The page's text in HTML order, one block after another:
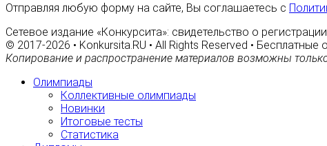
Отправляя любую форму на сайте, Вы соглашаетесь с
Сетевое издание «Конкурсита»: свидетельство о
© 2017-2026 • Konkursita.RU • All Rights Reserved •
Копирование и распространение материалов возможны
Олимпиады
Коллективные олимпиады
Новинки
Итоговые тесты
Статистика